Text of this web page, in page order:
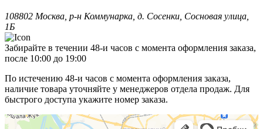
108802 Москва, р-н Коммунарка, д. Сосенки, Сосновая улица,
1Б
Забирайте в течении 48-и часов с момента оформления заказа,
после 10:00 до 19:00
По истечению 48-и часов с момента оформления заказа,
наличие товара уточняйте у менеджеров отдела продаж. Для
быстрого доступа укажите номер заказа.